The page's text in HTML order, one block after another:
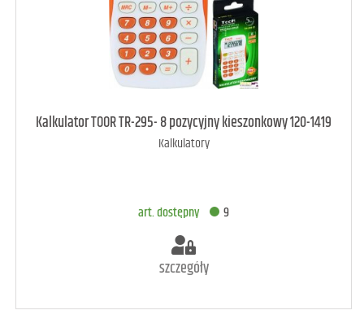
art. dostępny 12
Kalkulator TOOR TR-295- 8 pozycyjny kieszonkowy 120-1419
Kalkulatory
art. dostępny 9
szczegóły